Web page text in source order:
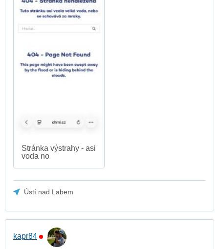
Stránka výstrahy - asi
voda no
Ústí nad Labem
kapr84